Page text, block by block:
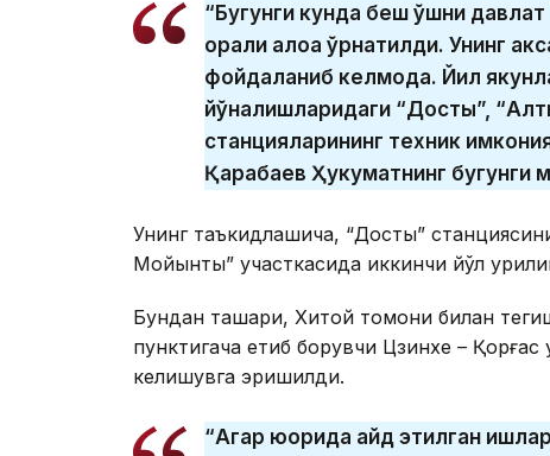
“Бугунги кунда беш қўшни
орқали алоқа ўрнатилди. Унинг
фойдаланиб келмоқда. Йил
йўналишларидаги “Достық”,
станцияларининг техник
Қарабаев Ҳукуматнинг бугунги
Унинг таъкидлашича, “Достық”
Мойынты” участкасида иккинчи йўл
Бундан ташқари, Хитой томони билан
пунктигача етиб борувчи Цзинхе –
келишувга эришилди.
“Агар юқорида қайд этилган